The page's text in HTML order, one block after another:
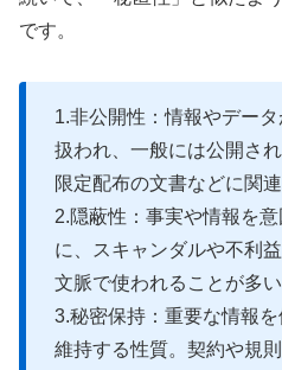
です。
1.非公開性：情報やデー
扱われ、一般には公開さ
限定配布の文書などに関
2.隠蔽性：事実や情報を
に、スキャンダルや不利
文脈で使われることが多い
3.秘密保持：重要な情報
維持する性質。契約や規